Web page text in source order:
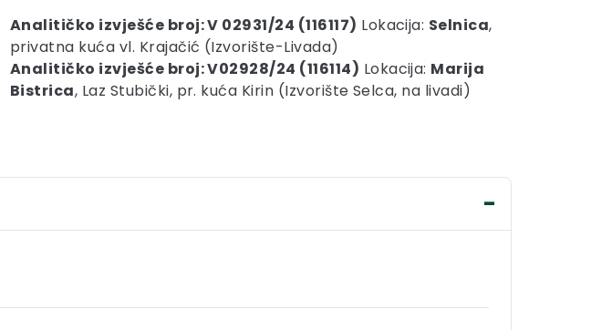
Analitičko izvješće broj: V 02931/24 (116117) Lokacija: Selnica,
privatna kuća vl. Krajačić (Izvorište-Livada)
Analitičko izvješće broj: V02928/24 (116114) Lokacija: Marija
Bistrica, Laz Stubički, pr. kuća Kirin (Izvorište Selca, na livadi)